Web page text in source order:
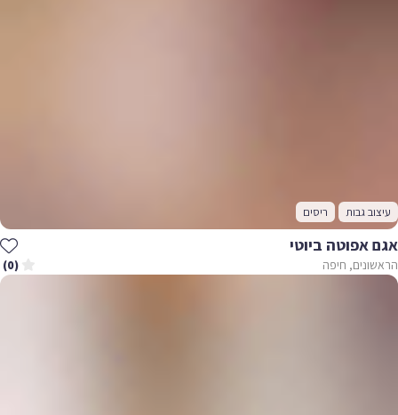
עיצוב גבות ריסים
אגם אפוטה ביוטי
הראשונים, חיפה (0)